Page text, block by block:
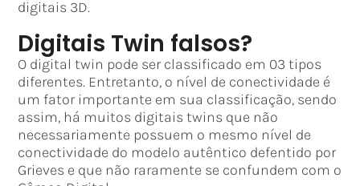
digitais 3D.
Digitais Twin falsos?
O digital twin pode ser classificado em 03 tipos
diferentes. Entretanto, o nível de conectividade é
um fator importante em sua classificação, sendo
assim, há muitos digitais twins que não
necessariamente possuem o mesmo nível de
conectividade do modelo autêntico defentido por
Grieves e que não raramente se confundem com o